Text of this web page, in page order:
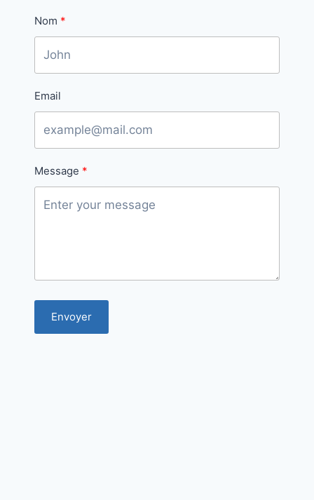
Nom
Email
Message
Envoyer